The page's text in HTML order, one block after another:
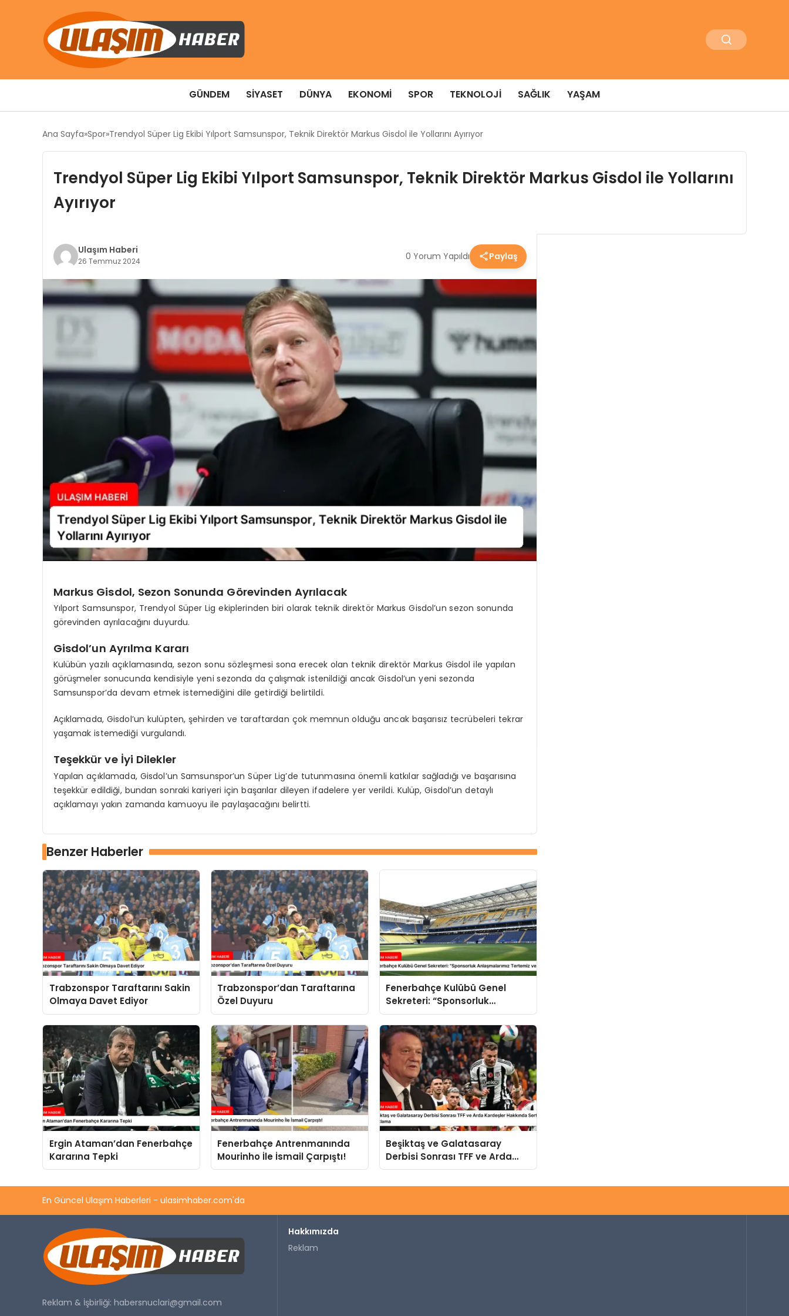
GÜNDEM SIYASET DÜNYA EKONOMI SPOR TEKNOLOJI SAĞLIK YAŞAM
Ana Sayfa Spor Trendyol Süper Lig Ekibi Yılport Samsunspor, Teknik Direktör Markus Gisdol ile Yollarını Ayırıyor
Trendyol Süper Lig Ekibi Yılport Samsunspor, Teknik Direktör Markus Gisdol ile Yollarını
Ayırıyor
Ulaşım Haberi
26 Temmuz 2024 0 Yorum Yapıldı Paylaş
Markus Gisdol, Sezon Sonunda Görevinden Ayrılacak
Yılport Samsunspor, Trendyol Süper Lig ekiplerinden biri olarak teknik direktör Markus Gisdol’un sezon sonunda
görevinden ayrılacağını duyurdu.
Gisdol’un Ayrılma Kararı
Kulübün yazılı açıklamasında, sezon sonu sözleşmesi sona erecek olan teknik direktör Markus Gisdol ile yapılan
görüşmeler sonucunda kendisiyle yeni sezonda da çalışmak istenildiği ancak Gisdol’un yeni sezonda
Samsunspor’da devam etmek istemediğini dile getirdiği belirtildi.
Açıklamada, Gisdol’un kulüpten, şehirden ve taraftardan çok memnun olduğu ancak başarısız tecrübeleri tekrar
yaşamak istemediği vurgulandı.
Teşekkür ve İyi Dilekler
Yapılan açıklamada, Gisdol’un Samsunspor’un Süper Lig’de tutunmasına önemli katkılar sağladığı ve başarısına
teşekkür edildiği, bundan sonraki kariyeri için başarılar dileyen ifadelere yer verildi. Kulüp, Gisdol’un detaylı
açıklamayı yakın zamanda kamuoyu ile paylaşacağını belirtti.
Benzer Haberler
Trabzonspor Taraftarını Sakin
Olmaya Davet Ediyor
Trabzonspor’dan Taraftarına
Özel Duyuru
Fenerbahçe Kulübü Genel
Sekreteri: “Sponsorluk
Anlaşmalarımız Tertemiz ve
Yasal”
Ergin Ataman’dan Fenerbahçe
Kararına Tepki
Fenerbahçe Antrenmanında
Mourinho İle İsmail Çarpıştı!
Beşiktaş ve Galatasaray
Derbisi Sonrası TFF ve Arda
Kardeşler Hakkında Sert
En Güncel Ulaşım Haberleri - ulasimhaber.com'da
Reklam & İşbirliği: habersnuclari@gmail.com
Hakkımızda
Reklam